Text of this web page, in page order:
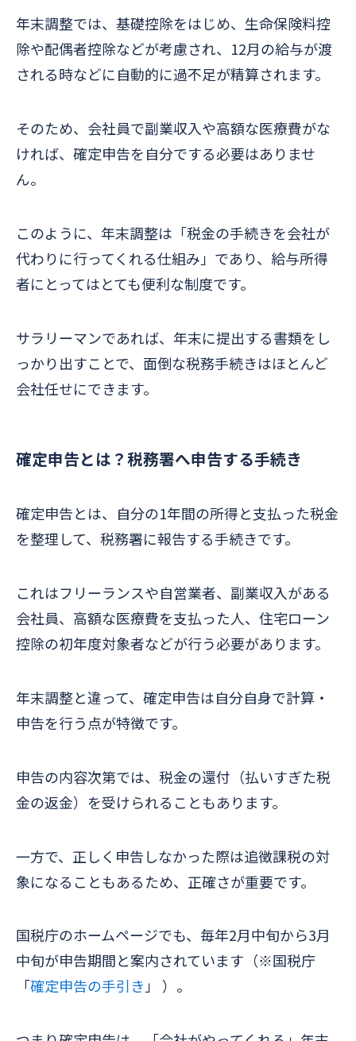
年末調整では、基礎控除をはじめ、生命保険料控
除や配偶者控除などが考慮され、12月の給与が渡
される時などに自動的に過不足が精算されます。
そのため、会社員で副業収入や高額な医療費がな
ければ、確定申告を自分でする必要はありませ
ん。
このように、年末調整は「税金の手続きを会社が
代わりに行ってくれる仕組み」であり、給与所得
者にとってはとても便利な制度です。
サラリーマンであれば、年末に提出する書類をし
っかり出すことで、面倒な税務手続きはほとんど
会社任せにできます。
確定申告とは？税務署へ申告する手続き
確定申告とは、自分の1年間の所得と支払った税金
を整理して、税務署に報告する手続きです。
これはフリーランスや自営業者、副業収入がある
会社員、高額な医療費を支払った人、住宅ローン
控除の初年度対象者などが行う必要があります。
年末調整と違って、確定申告は自分自身で計算・
申告を行う点が特徴です。
申告の内容次第では、税金の還付（払いすぎた税
金の返金）を受けられることもあります。
一方で、正しく申告しなかった際は追徴課税の対
象になることもあるため、正確さが重要です。
国税庁のホームページでも、毎年2月中旬から3月
中旬が申告期間と案内されています（※国税庁
「確定申告の手引き」 ）。